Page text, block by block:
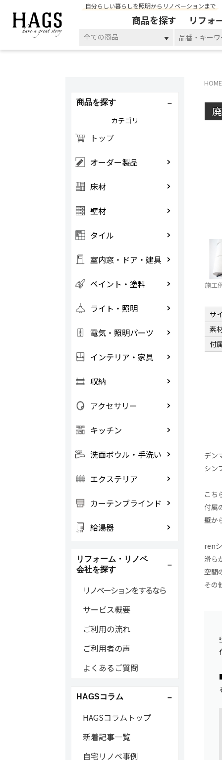
自分らしい暮らしを照明からリノベーションまで
商品を探す リフォ
全ての商品
HOME
施工
サ
素
付
デン
シン
こち
付属
壁か
ren
滑ら
空間
その
商品を探す
カテゴリ
トップ
オーダー製品
床材
壁材
タイル
室内窓・ドア・建具
ペイント・塗料
ライト・照明
電気・照明パーツ
インテリア・家具
収納
アクセサリー
キッチン
洗面ボウル・手洗い
エクステリア
カーテンブラインド
給湯器
リフォーム・リノベ
会社を探す
リノベーションをするなら
サービス概要
ご利用の流れ
ご利用者の声
よくあるご質問
HAGSコラム
HAGSコラムトップ
新着記事一覧
自宅リノベ事例